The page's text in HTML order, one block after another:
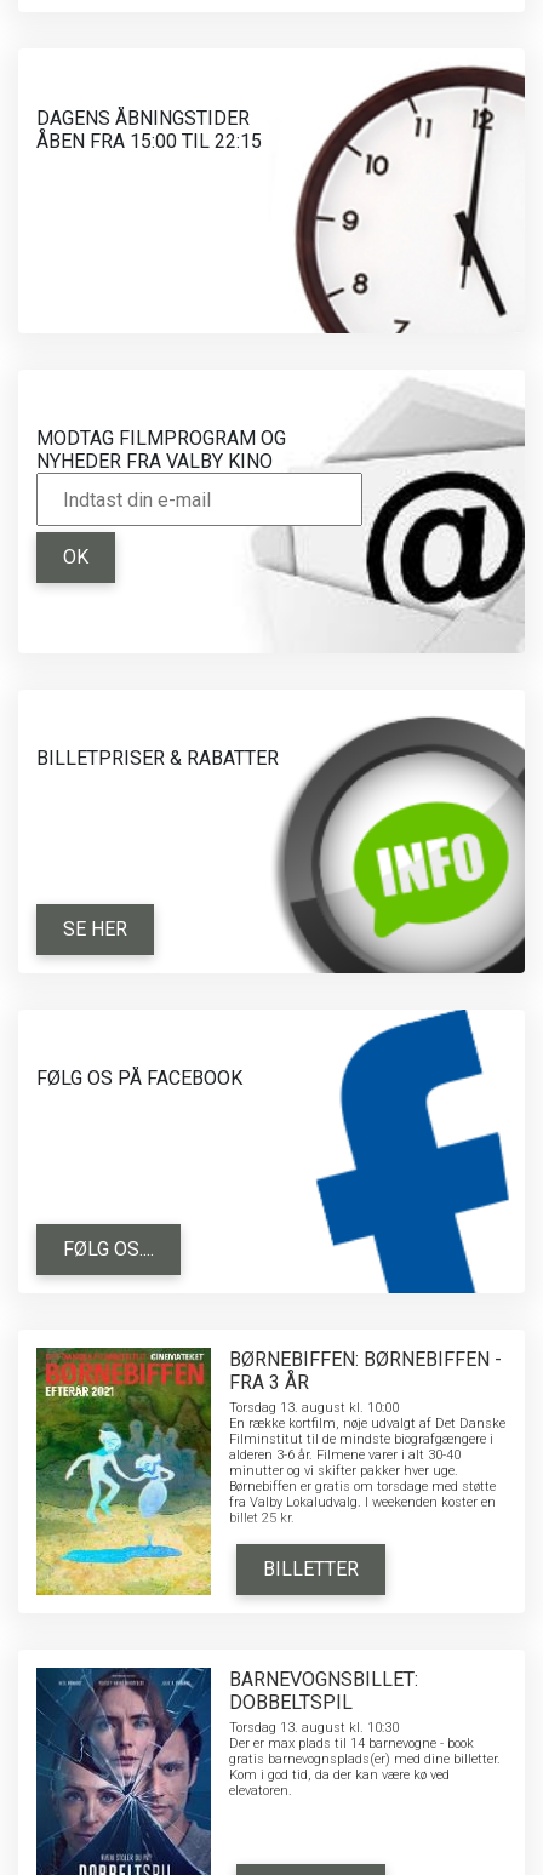
DAGENS ÅBNINGSTIDER
ÅBEN FRA 15:00 TIL 22:15
MODTAG FILMPROGRAM OG
NYHEDER FRA VALBY KINO
OK
BILLETPRISER & RABATTER
SE HER
FØLG OS PÅ FACEBOOK
FØLG OS....
BØRNEBIFFEN: BØRNEBIFFEN -
FRA 3 ÅR
Torsdag 13. august kl. 10:00
En række kortfilm, nøje udvalgt af Det Danske
Filminstitut til de mindste biografgængere i
alderen 3-6 år. Filmene varer i alt 30-40
minutter og vi skifter pakker hver uge.
Børnebiffen er gratis om torsdage med støtte
fra Valby Lokaludvalg. I weekenden koster en
billet 25 kr.
BILLETTER
BARNEVOGNSBILLET:
DOBBELTSPIL
Torsdag 13. august kl. 10:30
Der er max plads til 14 barnevogne - book
gratis barnevognsplads(er) med dine billetter.
Kom i god tid, da der kan være kø ved
elevatoren.